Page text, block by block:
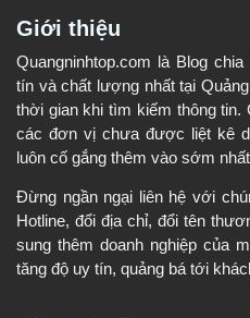
Giới thiệu
Quangninhtop.com là Blog
tín và chất lượng nhất tại
thời gian khi tìm kiếm thông tin.
các đơn vị chưa được liệt kê
luôn cố gắng thêm vào sớm
Đừng ngần ngại liên hệ với
Hotline, đổi địa chỉ, đổi tên
sung thêm doanh nghiệp của
tăng độ uy tín, quảng bá tới